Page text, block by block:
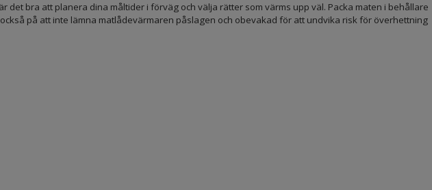
det bra att planera dina måltider i förväg och välja rätter som värms upp väl. Packa maten i behållare
på att inte lämna matlådevärmaren påslagen och obevakad för att undvika risk för överhettning